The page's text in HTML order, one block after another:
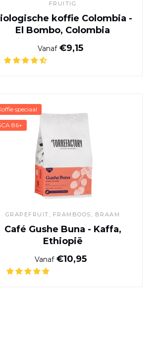
FRUITIG
koffie Colombia -
El Bombo, Colombia
Normale prijs
Vanaf€9,15
GRAPEFRUIT, FRAMBOOS, BRAAM
Café Gushe Buna - Kaffa,
Ethiopië
Normale prijs
Vanaf€10,95
speciaal
86+